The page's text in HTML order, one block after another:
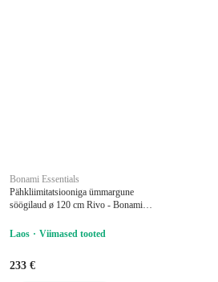
Bonami Essentials
Pähkliimitatsiooniga ümmargune
söögilaud ø 120 cm Rivo - Bonami
Laos
Viimased tooted
233 €